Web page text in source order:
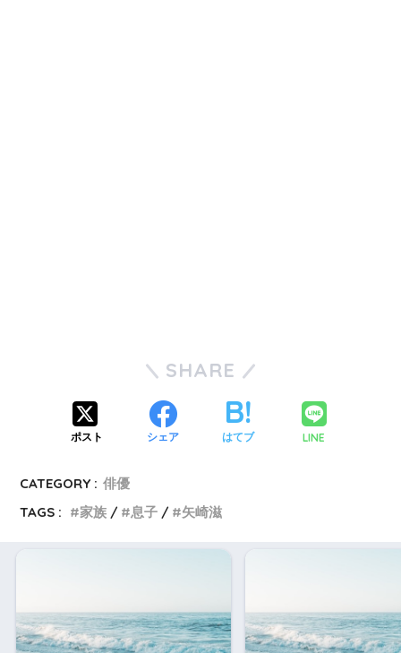
SHARE
ポスト シェア はてブ LINE
CATEGORY : 俳優
TAGS :
家族 息子 矢崎滋